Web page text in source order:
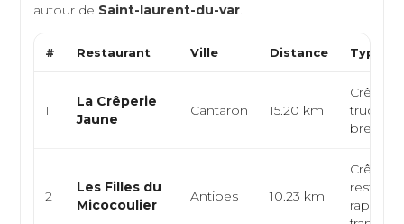
autour de Saint-laurent-du-var.
# Restaurant Ville Distance Type
1
La Crêperie
Jaune
Cantaron 15.20 km
truck,
2
Les Filles du
Micocoulier
Antibes 10.23 km
rapide,